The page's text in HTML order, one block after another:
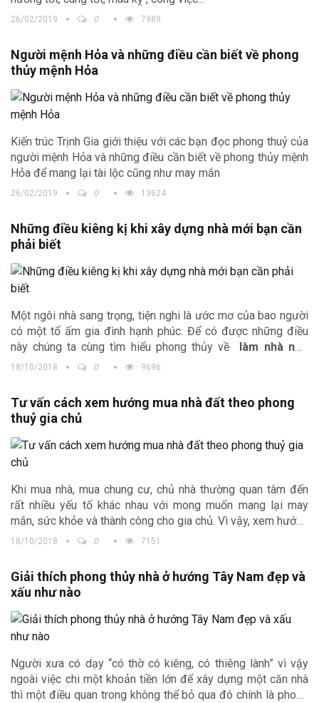
26/02/2019 0 7989
Người mệnh Hỏa và những điều cần biết về phong
thủy mệnh Hỏa
Kiến trúc Trịnh Gia giới thiệu với các bạn đọc phong thuỷ của
người mệnh Hỏa và những điều cần biết về phong thủy mệnh
Hỏa để mang lại tài lộc cũng như may mắn
Trong ngũ hành, Hành Hỏa tượng trưng cho lửa, cho sức
một sức mạnh bạo tàn, có thể tuôn trào, bùng nổ bất cứ lúc
nào. Mặt tích cực của Hỏa là đại diện cho sự công bằng và
danh dự. Mặt tiêu cực là đại diện cho chiến tranh, gây hấn. Vì
vậy, nếu chúng ta thuộc mệnh hỏa thì cần chú ý những điều gì
để luôn gặp may mắn trong cuộc sống.
26/02/2019 0 13624
Những điều kiêng kị khi xây dựng nhà mới bạn cần
phải biết
Một ngôi nhà sang trọng, tiện nghi là ước mơ của bao người
có một tổ ấm gia đình hạnh phúc. Để có được những điều
này chúng ta cùng tìm hiểu phong thủy về
làm nhà nên
kiêng những gì
hay những điều kiêng kị khi xây nhà mới
còn mang lại đại cát đại lợi cho gia chủ.
18/10/2018 0 9696
Tư vấn cách xem hướng mua nhà đất theo phong
thuỷ gia chủ
Khi mua nhà, mua chung cư, chủ nhà thường quan tâm đến
rất nhiều yếu tố khác nhau với mong muốn mang lại may
mắn, sức khỏe và thành công cho gia chủ. Vì vậy, xem hướng
mua nhà rất được chú ý. Nắm rõ điều này công ty Kiến trúc
những thông tin đầy đủ nhất, tư vấn
xem hướng mua nhà
cho khách hàng và các chủ nhà.
18/10/2018 0 7151
Giải thích phong thủy nhà ở hướng Tây Nam đẹp và
xấu như nào
Người xưa có dạy “có thờ có kiêng, có thiêng lành” vì vậy
ngoài việc chi một khoản tiền lớn để xây dựng một căn nhà
thì một điều quan trong không thể bỏ qua đó chính là phong